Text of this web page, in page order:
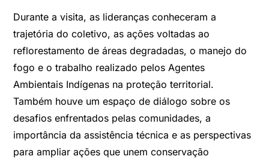
Durante a visita, as lideranças conheceram a
trajetória do coletivo, as ações voltadas ao
reflorestamento de áreas degradadas, o manejo do
fogo e o trabalho realizado pelos Agentes
Ambientais Indígenas na proteção territorial.
Também houve um espaço de diálogo sobre os
desafios enfrentados pelas comunidades, a
importância da assistência técnica e as perspectivas
para ampliar ações que unem conservação